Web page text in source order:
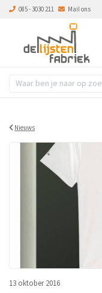
085 - 3030 211 Mail ons
Nieuws
13 oktober 2016